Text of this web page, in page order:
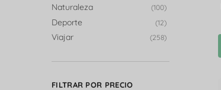
Naturaleza (100)
Deporte (12)
Viajar (258)
FILTRAR POR PRECIO